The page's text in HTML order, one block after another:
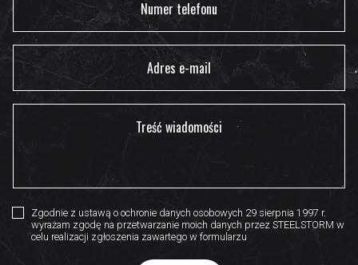
Zgodnie z ustawą o ochronie danych osobowych 29 sierpnia 1997 r.
wyrażam zgodę na przetwarzanie moich danych przez STEELSTORM w
celu realizacji zgłoszenia zawartego w formularzu